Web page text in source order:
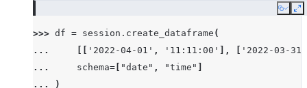
Copy
>>> df = session . create_dataframe (
...
'2022-04-01' , '11:11:00' ],
'2022-03-31'
...
schema= "date" , "time"
...
)